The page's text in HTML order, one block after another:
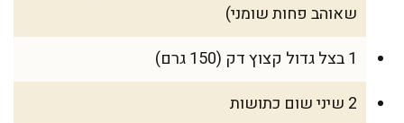
שאוהב פחות שומני)
1 בצל גדול קצוץ דק (150 גרם)
2 שיני שום כתושות